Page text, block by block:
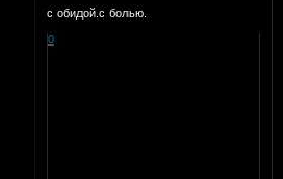
с обидой.с болью.
0